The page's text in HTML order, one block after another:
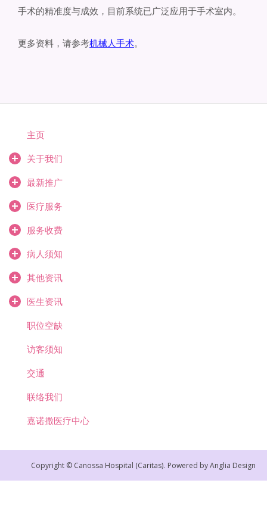
手术的精准度与成效，目前系统已广泛应用于手术室内。
更多资料，请参考机械人手术。
主页
关于我们
最新推广
医疗服务
服务收费
病人须知
其他资讯
医生资讯
职位空缺
访客须知
交通
联络我们
嘉诺撒医疗中心
Copyright © Canossa Hospital (Caritas). Powered byAnglia Design